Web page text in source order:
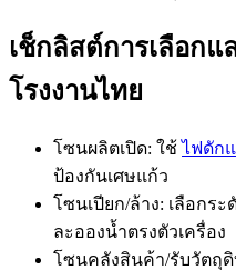
เช็กลิสต์การเลือกแ
โรงงานไทย
โซนผลิตเปิด: ใช้ไฟดัก
ป้องกันเศษแก้ว
โซนเปียก/ล้าง: เลือกระ
ละอองน้ำตรงตัวเครื่อง
โซนคลังสินค้า/รับวัตถุดิ